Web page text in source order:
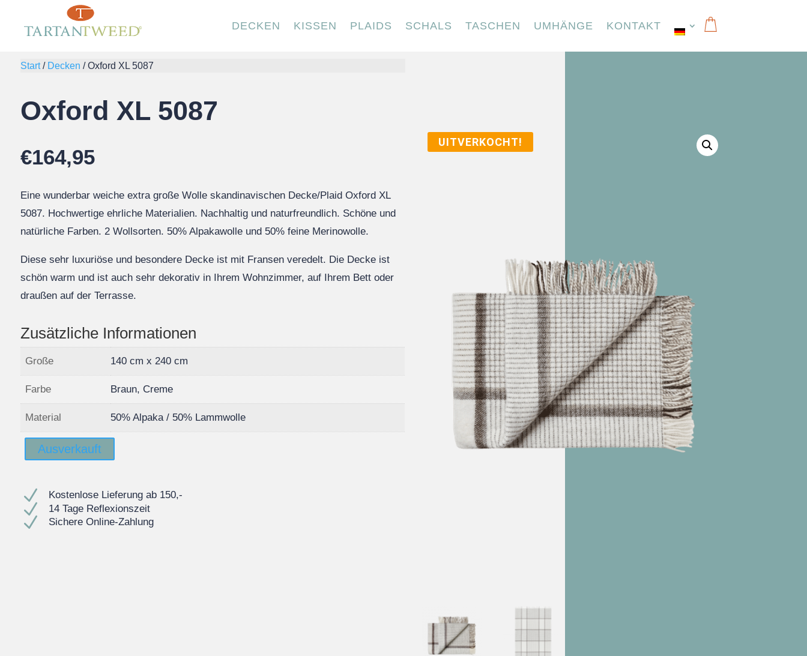
DECKEN KISSEN PLAIDS SCHALS TASCHEN UMHÄNGE KONTAKT
Start/ Decken /Oxford XL 5087
Oxford XL 5087
€164,95
Eine wunderbar weiche extra große Wolle skandinavischen Decke/Plaid Oxford XL
5087. Hochwertige ehrliche Materialien. Nachhaltig und naturfreundlich. Schöne und
natürliche Farben. 2 Wollsorten. 50% Alpakawolle und 50% feine Merinowolle.
Diese sehr luxuriöse und besondere Decke ist mit Fransen veredelt. Die Decke ist
schön warm und ist auch sehr dekorativ in Ihrem Wohnzimmer, auf Ihrem Bett oder
draußen auf der Terrasse.
Zusätzliche Informationen
Große 140 cm x 240 cm
Farbe Braun, Creme
Material 50% Alpaka / 50% Lammwolle
Ausverkauft
N Kostenlose Lieferung ab 150,-
N 14 Tage Reflexionszeit
N Sichere Online-Zahlung
UITVERKOCHT!